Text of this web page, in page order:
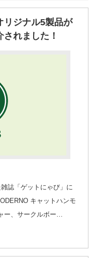
リジナル5製品が
れました！
誌「ゲットにゃび」に
キャットハンモ
ー、サークルボー…